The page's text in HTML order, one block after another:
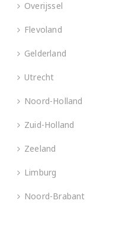
Overijssel
Flevoland
Gelderland
Utrecht
Noord-Holland
Zuid-Holland
Zeeland
Limburg
Noord-Brabant